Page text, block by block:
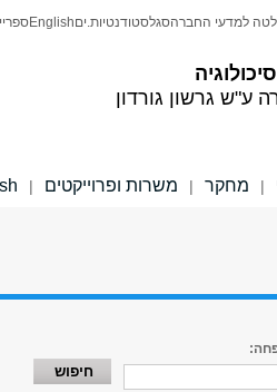
ע"ש גרשון גורדון
למדעי החברהסגלסטודנטיות.יםEnglish
| מחקר | משרות ופרוייקטים |